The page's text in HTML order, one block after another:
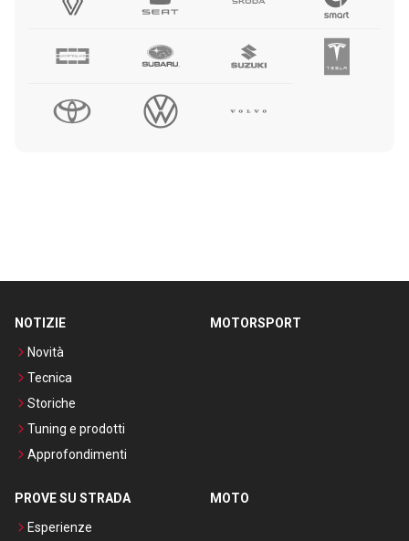
NOTIZIE
Novità
Tecnica
Storiche
Tuning e prodotti
Approfondimenti
MOTORSPORT
PROVE SU STRADA
Esperienze
MOTO